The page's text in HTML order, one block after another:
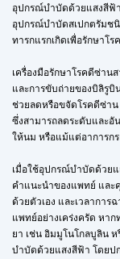
อุปกรณ์บำบัดด้วยแสงสีฟ้
อุปกรณ์บำบัดสเปกตรัมช
ทารกแรกเกิดเพื่อรักษาโ
เครื่องมือรักษาโรคดีซ่าน
และการขับถ่ายของบิลิรูบิ
ช่วยลดหรือขจัดโรคดีซ่าน
ซึ่งสามารถลดระดับและอั
ให้นม หรือแม้แต่อาการก
เมื่อใช้อุปกรณ์บำบัดด้วย
คำแนะนำของแพทย์ และ
ด้วยตัวเอง และเวลากา
แพทย์อย่างเคร่งครัด หาก
ยา เช่น อิมมูโนโกลบูลิน ห
บำบัดด้วยแสงสีฟ้า โดยป